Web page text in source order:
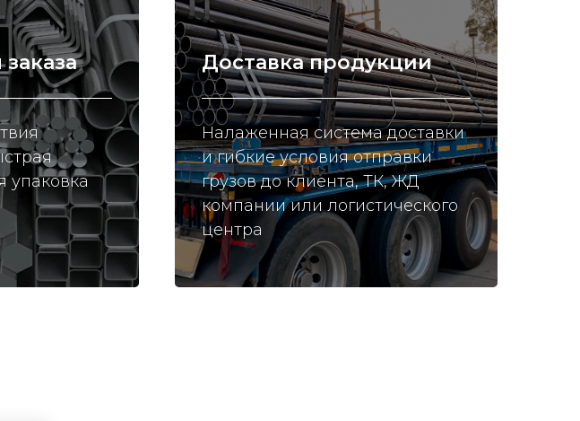
упаковка
Доставка продукции
Налаженная система доставки
и гибкие условия отправки
грузов до клиента, ТК, ЖД
компании или логистического
центра